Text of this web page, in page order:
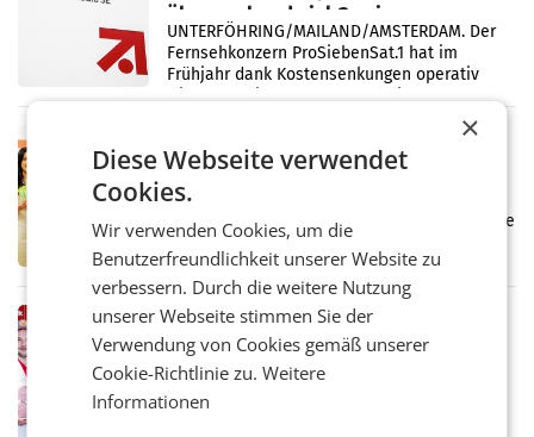
überraschend viel Gewinn
UNTERFÖHRING/MAILAND/AMSTERDAM. Der
Fernsehkonzern ProSiebenSat.1 hat im
Frühjahr dank Kostensenkungen operativ
wieder Gewinn gemacht und die
Eine Bühne für Zirkularität: ARA und
Müller informieren am POS über
Kreislauffähigkeit
Über den gesamten August hinweg rücken die
Altstoff Recycling Austria AG (ARA) und der
Handelskonzern Müller die Initiative
„Kreislauf-Helden“ in allen österreichischen
Müller-Filialen
RETAIL
Penny modernisiert zwei Filialen in
Ober- und Niederösterreich
laufenden Modernisierungsoffensive
×
Diese Webseite verwendet
Cookies.
Wir verwenden Cookies, um die
Benutzerfreundlichkeit unserer Website zu
verbessern. Durch die weitere Nutzung
unserer Webseite stimmen Sie der
Verwendung von Cookies gemäß unserer
Cookie-Richtlinie zu.Weitere
Informationen